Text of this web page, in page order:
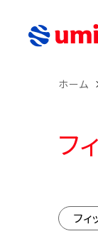
ホーム
フ
フィ